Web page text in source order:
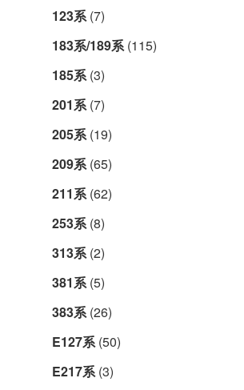
123系(7)
183系/189系(115)
185系(3)
201系(7)
205系(19)
209系(65)
211系(62)
253系(8)
313系(2)
381系(5)
383系(26)
E127系(50)
E217系(3)